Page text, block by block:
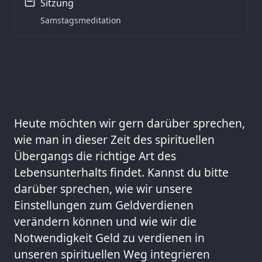
Heute möchten wir gern darüber sprechen,
wie man in dieser Zeit des spirituellen
Übergangs die richtige Art des
Lebensunterhalts findet. Kannst du bitte
darüber sprechen, wie wir unsere
Einstellungen zum Geldverdienen
verändern können und wie wir die
Notwendigkeit Geld zu verdienen in
unseren spirituellen Weg integrieren
Sitzung
Samstagsmeditation